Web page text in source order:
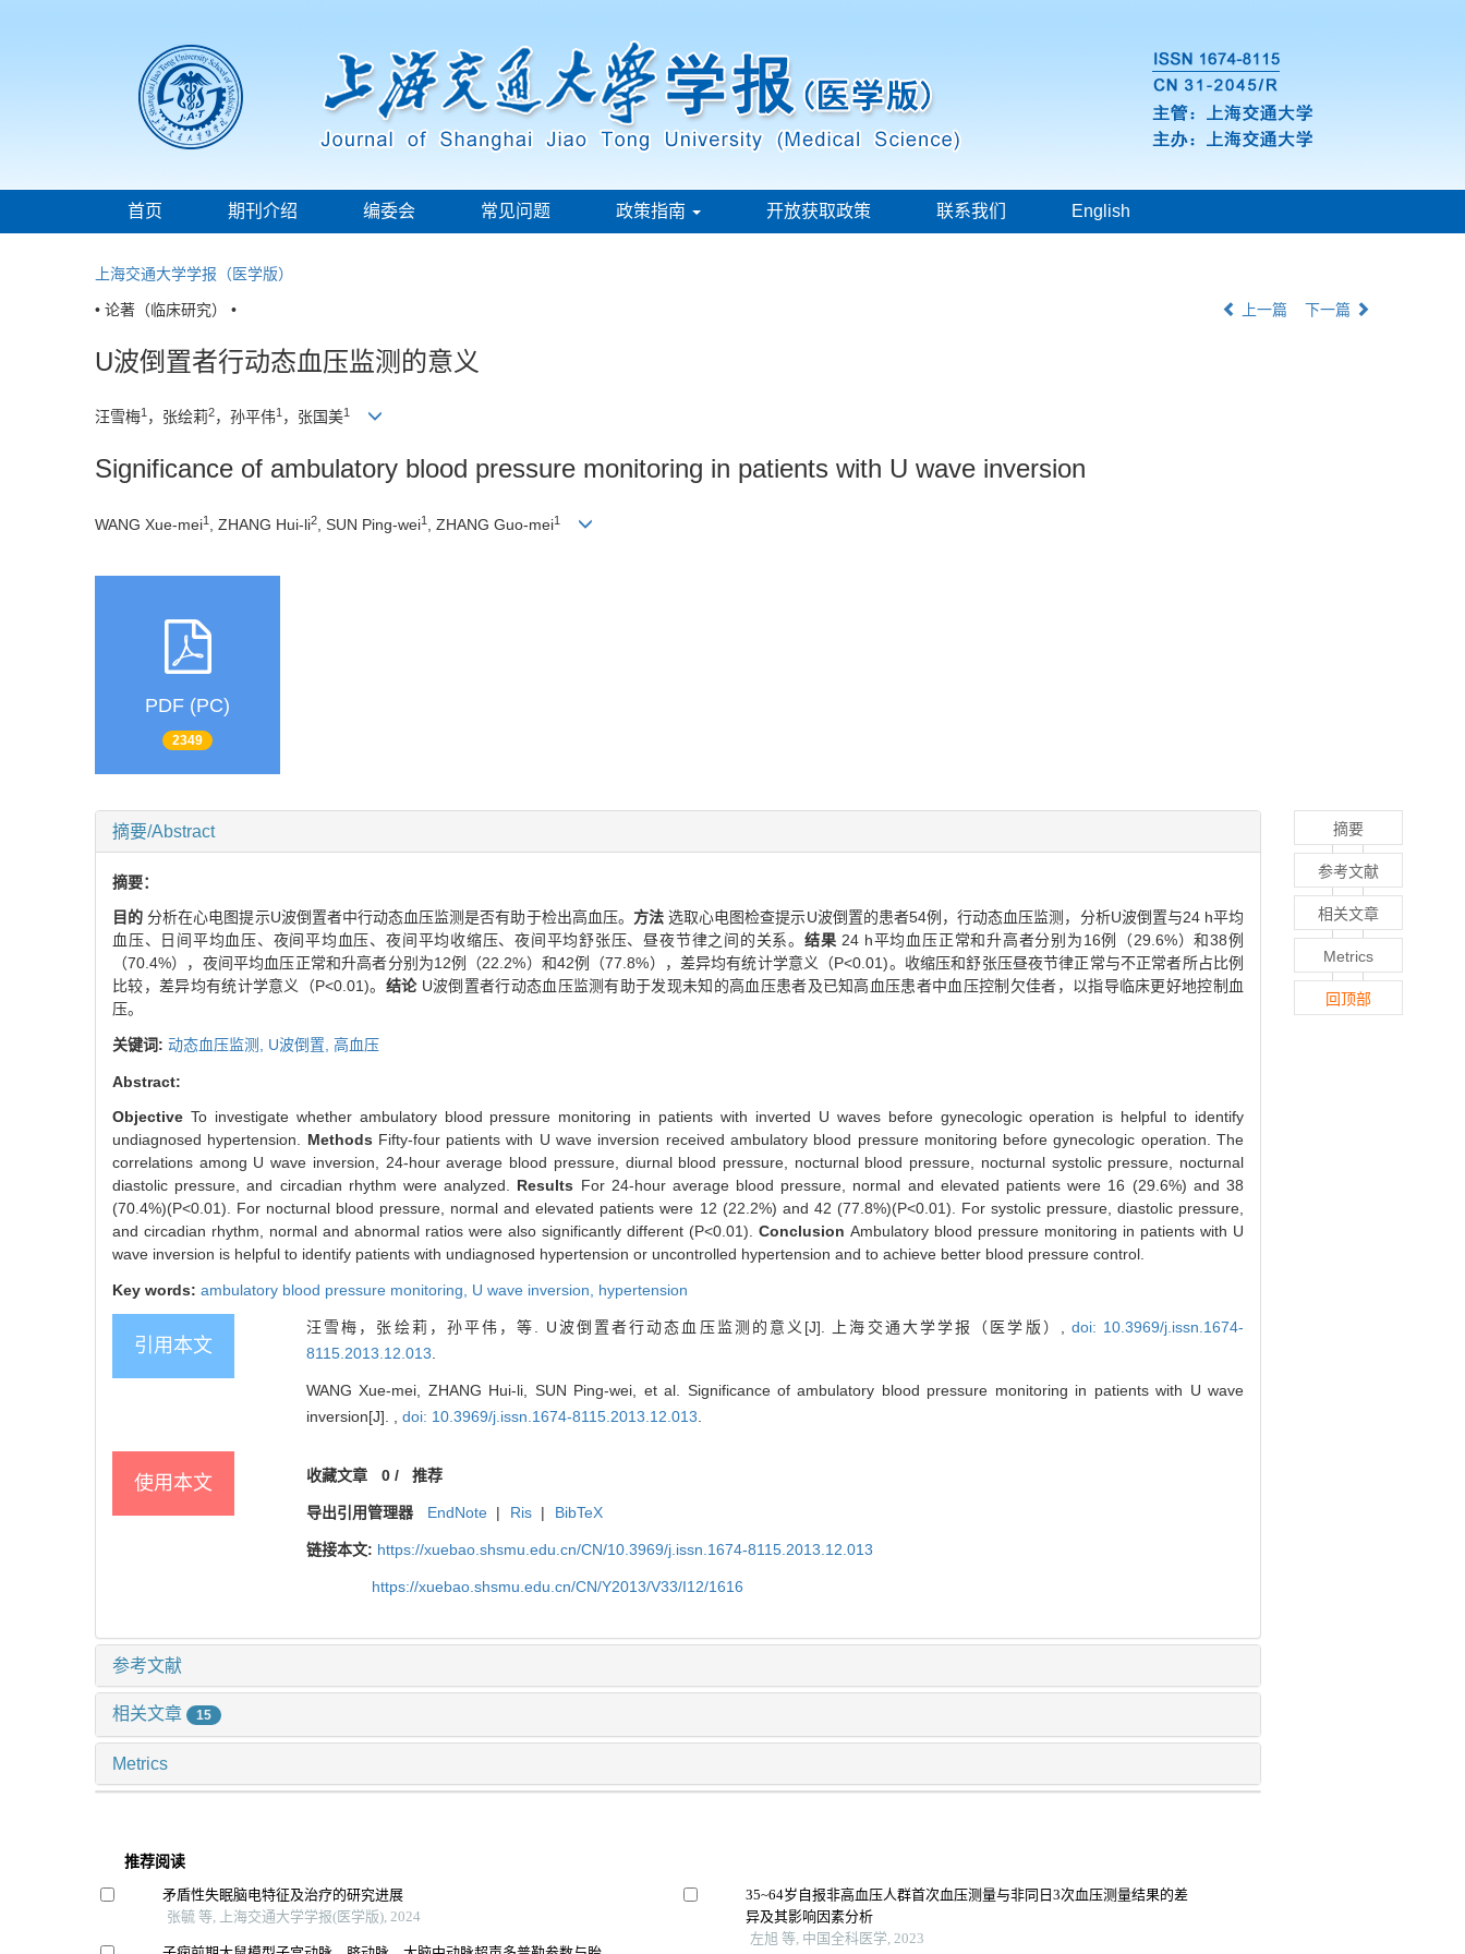
首页 期刊介绍 编委会 常见问题 政策指南 开放获取政策 联系我们 English
上海交通大学学报（医学版）
• 论著（临床研究） • 上一篇 下一篇
U波倒置者行动态血压监测的意义
汪雪梅1 ，张绘莉2，孙平伟1 ，张国美1
Significance of ambulatory blood pressure monitoring in patients with U wave inversion
WANG Xue-mei1 , ZHANG Hui-li2 , SUN Ping-wei1 , ZHANG Guo-mei1
PDF (PC)
2349
摘要/Abstract
摘要：
目的分析在心电图提示U波倒置者中行动态血压监测是否有助于检出高血压。 方法选取心电图检查提示U波倒置的患者54例，行动态血压监测，分析U波倒置与24 h平均
血压、日间平均血压、夜间平均血压、夜间平均收缩压、夜间平均舒张压、昼夜节律之间的关系。 结果24 h平均血压正常和升高者分别为16例（29.6%）和38例
（70.4%），夜间平均血压正常和升高者分别为12例（22.2%）和42例（77.8%），差异均有统计学意义（P<0.01)。收缩压和舒张压昼夜节律正常与不正常者所占比例
比较，差异均有统计学意义（P<0.01)。 结论 U波倒置者行动态血压监测有助于发现未知的高血压患者及已知高血压患者中血压控制欠佳者，以指导临床更好地控制血
压。
关键词: 动态血压监测, U波倒置, 高血压
Abstract:
Objective To investigate whether ambulatory blood pressure monitoring in patients with inverted U waves before gynecologic operation is helpful to identify
undiagnosed hypertension. Methods Fifty-four patients with U wave inversion received ambulatory blood pressure monitoring before gynecologic operation. The
correlations among U wave inversion, 24-hour average blood pressure, diurnal blood pressure, nocturnal blood pressure, nocturnal systolic pressure, nocturnal
diastolic pressure, and circadian rhythm were analyzed. Results For 24-hour average blood pressure, normal and elevated patients were 16 (29.6%) and 38
(70.4%)(P<0.01). For nocturnal blood pressure, normal and elevated patients were 12 (22.2%) and 42 (77.8%)(P<0.01). For systolic pressure, diastolic pressure,
and circadian rhythm, normal and abnormal ratios were also significantly different (P<0.01). Conclusion Ambulatory blood pressure monitoring in patients with U
wave inversion is helpful to identify patients with undiagnosed hypertension or uncontrolled hypertension and to achieve better blood pressure control.
Key words: ambulatory blood pressure monitoring, U wave inversion, hypertension
引用本文
汪雪梅，张绘莉，孙平伟，等. U波倒置者行动态血压监测的意义[J]. 上海交通大学学报（医学版）, doi: 10.3969/j.issn.1674-
8115.2013.12.013.
WANG Xue-mei, ZHANG Hui-li, SUN Ping-wei, et al. Significance of ambulatory blood pressure monitoring in patients with U wave
inversion[J]. , doi: 10.3969/j.issn.1674-8115.2013.12.013.
使用本文 收藏文章 0/ 推荐
导出引用管理器 EndNote | Ris | BibTeX
链接本文: https://xuebao.shsmu.edu.cn/CN/10.3969/j.issn.1674-8115.2013.12.013
https://xuebao.shsmu.edu.cn/CN/Y2013/V33/I12/1616
参考文献
相关文章 15
Metrics
推荐阅读
矛盾性失眠脑电特征及治疗的研究进展
张毓 等, 上海交通大学学报(医学版), 2024
35~64岁自报非高血压人群首次血压测量与非同日3次血压测量结果的差
异及其影响因素分析
左旭 等, 中国全科医学, 2023
摘要
参考文献
相关文章
Metrics
回顶部